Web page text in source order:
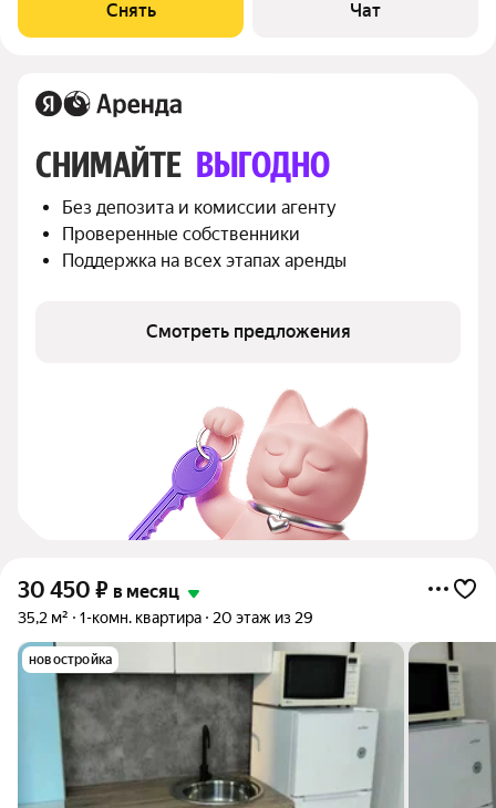
Микроволновка Дом -
Снять Чат
СНИМАЙТЕ ВЫГОДНО
Без депозита и комиссии агенту
Проверенные собственники
Поддержка на всех этапах аренды
Смотреть предложения
30 450 ₽ в месяц
35,2 м² 1-комн. квартира 20 этаж из 29
новостройка